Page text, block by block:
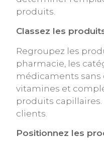
produits.
Classez les
Regroupez les
pharmacie, les
médicaments sans
vitamines et
produits
clients.
Positionnez les